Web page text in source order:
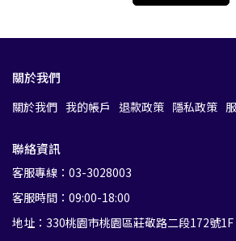
關於我們
關於我們 我的帳戶 退款政策 隱私政策
聯絡資訊
客服專線：03-3028003
客服時間：09:00-18:00
地址：330桃園市桃園區莊敬路二段172號1F